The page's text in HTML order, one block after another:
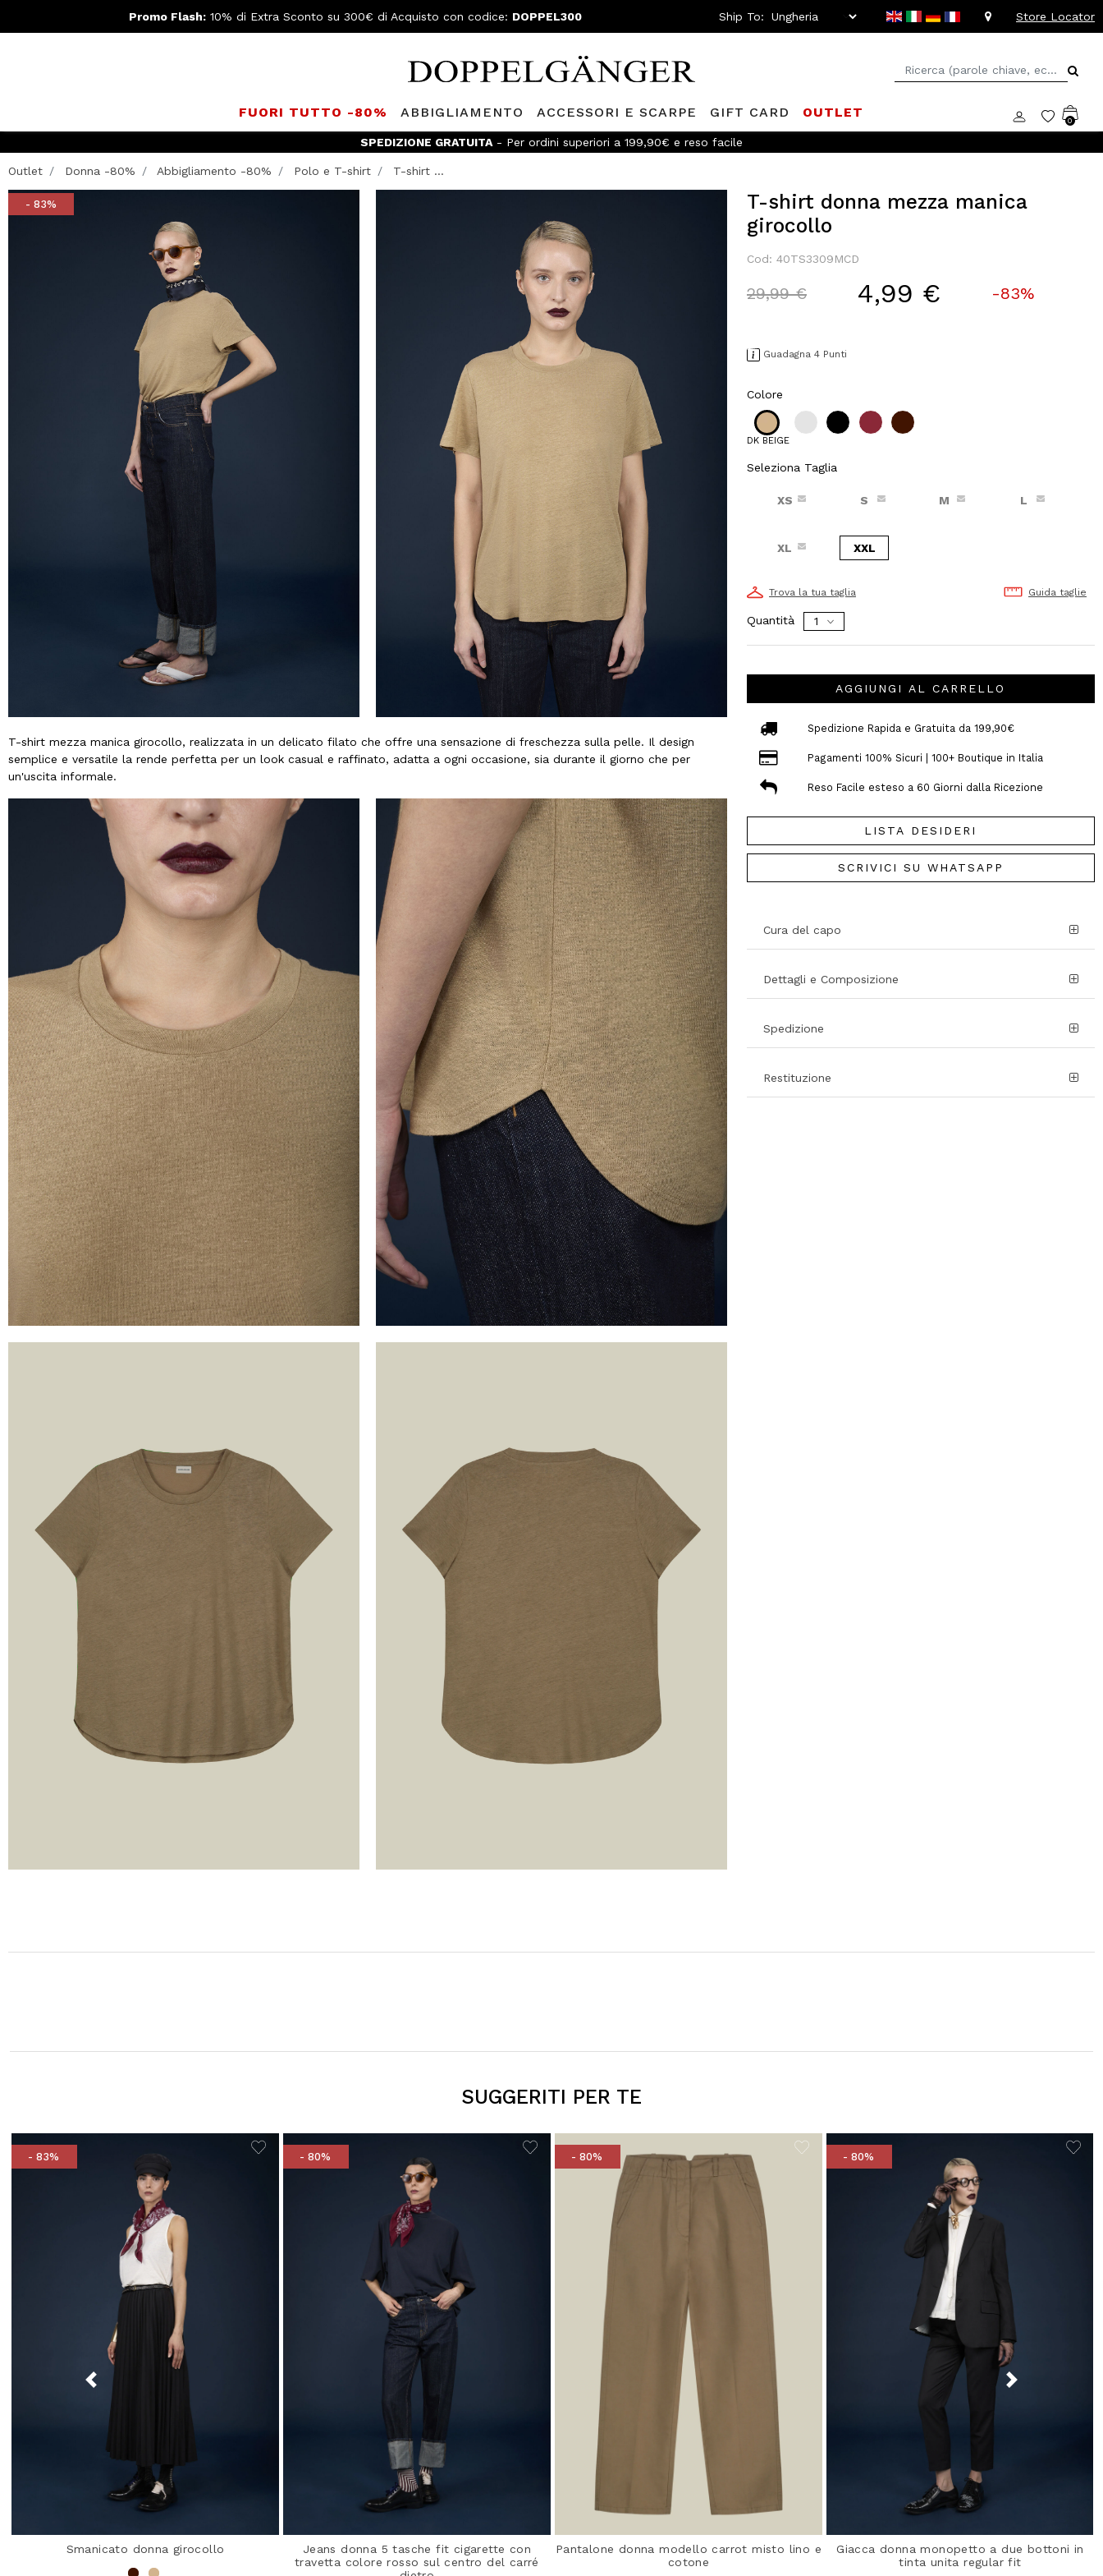
Promo Flash:10% di Extra Sconto su 300€ di Acquisto con codice: DOPPEL300 Ship To: Store Locator
FUORI TUTTO -80% ABBIGLIAMENTO ACCESSORI E SCARPE GIFT CARD OUTLET
0
SPEDIZIONE GRATUITA - Per ordini superiori a 199,90€ e reso facile
Outlet Donna -80% Abbigliamento -80% Polo e T-shirt T-shirt ...
- 83%
T-shirt mezza manica girocollo, realizzata in un delicato filato che offre una sensazione di freschezza sulla pelle. Il design
semplice e versatile la rende perfetta per un look casual e raffinato, adatta a ogni occasione, sia durante il giorno che per
un'uscita informale.
T-shirt donna mezza manica
girocollo
Cod: 40TS3309MCD
Price reduced from
29,99 €to 4,99 € -83%
Guadagna 4 Punti
Colore
DK BEIGE
Seleziona Taglia
XS S M L
XL XXL
Trova la tua taglia Guida taglie
Quantità
AGGIUNGI AL CARRELLO
Spedizione Rapida e Gratuita da 199,90€
Pagamenti 100% Sicuri | 100+ Boutique in Italia
Reso Facile esteso a 60 Giorni dalla Ricezione
LISTA DESIDERI
SCRIVICI SU WHATSAPP
Cura del capo
Dettagli e Composizione
Spedizione
Restituzione
SUGGERITI PER TE
- 83%
Smanicato donna girocollo
- 80%
Jeans donna 5 tasche fit cigarette con
travetta colore rosso sul centro del carré
- 80%
Pantalone donna modello carrot misto lino e
cotone
- 80%
Giacca donna monopetto a due bottoni in
tinta unita regular fit